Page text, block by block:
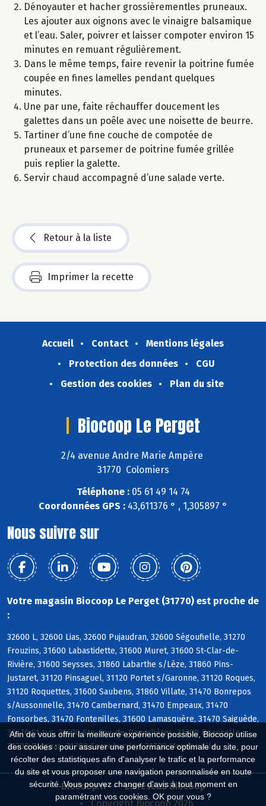
Afin de vous offrir la meilleure expérience possible, Biocoop utilise
des cookies : pour assurer une performance optimale du site, pour
récolter des statistiques afin d'analyser le trafic et la performance
du site et vous proposer une navigation personnalisée en toute
sécurité. Vous pouvez changer d'avis à tout moment en
paramétrant vos cookies. OK pour vous ?
Dénoyauter et hacher grossièrementles pruneaux.
Les ajouter aux oignons avec le vinaigre balsamique
et l’eau. Saler, poivrer et laisser compoter environ 15
minutes en remuant régulièrement.
Dans le même temps, faire revenir la poitrine fumée
coupée en fines lamelles pendant quelques
minutes.
Une par une, faite réchauffer doucement les
galettes dans un poêle avec une noisette de beurre.
Tartiner d’une fine couche de compotée de
pruneaux et parsemer de poitrine fumée grillée
puis replier la galette.
Servir chaud accompagné d’une salade verte.
Retour à la liste
Imprimer la recette
Accueil Contact
Mentions légales
Protection des données
CGU
Gestion des cookies
Plan du site
Biocoop Le Perget
2/4 avenue Andre Marie Ampère
31770 Colomiers
Téléphone :05 61 49 14 74
Coordonnées GPS : 43,611376 ° , 1,305897 °
Nous suivre sur
Votre magasin Biocoop Le Perget (31770) est proche de
:
32600 L, 32600 Lias, 32600 Pujaudran, 32600 Ségoufielle, 31270
Frouzins, 31600 Labastidette, 31600 Muret, 31600 St-Clar-de-
Rivière, 31600 Seysses, 31860 Labarthe s/Lèze, 31860 Pins-
Justaret, 31120 Pinsaguel, 31120 Portet s/Garonne, 31120 Roques,
31120 Roquettes, 31600 Saubens, 31860 Villate, 31470 Bonrepos
s/Aussonnelle, 31470 Cambernard, 31470 Empeaux, 31470
Fonsorbes, 31470 Fontenilles, 31600 Lamasquère, 31470 Saiguède,
31470 St-Lys, 31470 Ste-Foy-de-Peyrolières, 31700 Beauzelle,
31700 Blagnac, 31700 Cornebarrieu, 31700 Mondonville
Biocoop.fr
Le réseau Biocoop
Copyright Biocoop 2026